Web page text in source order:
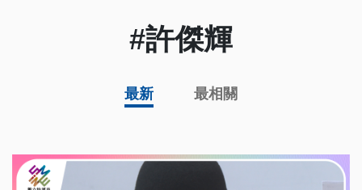
#許傑輝
最新 最相關